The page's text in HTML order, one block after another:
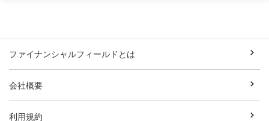
ファイナンシャルフィールドとは
会社概要
利用規約